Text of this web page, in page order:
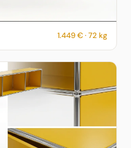
– RAL 1004 – 1.449 € – 72 kg
1.449 € · 72 kg